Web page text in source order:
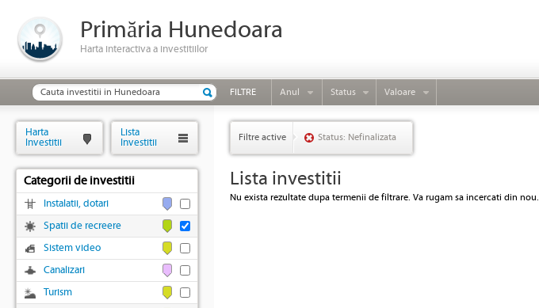
Primăria Hunedoara
Harta interactiva a investitiilor
FILTRE Anul Status Valoare
Filtre active Status: Nefinalizata
Lista investitii
Nu exista rezultate dupa termenii de filtrare. Va rugam sa incercati din nou.
Harta
Investitii
Lista
Investitii
Categorii de investitii
Instalatii, dotari
Spatii de recreere
Sistem video
Canalizari
Turism